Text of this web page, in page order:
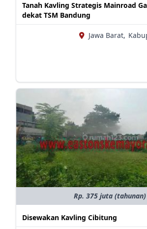
Tanah Kavling Strategis Mainroad
dekat TSM Bandung
Jawa Barat,
Rp. 375 juta (tahunan)
Disewakan Kavling Cibitung